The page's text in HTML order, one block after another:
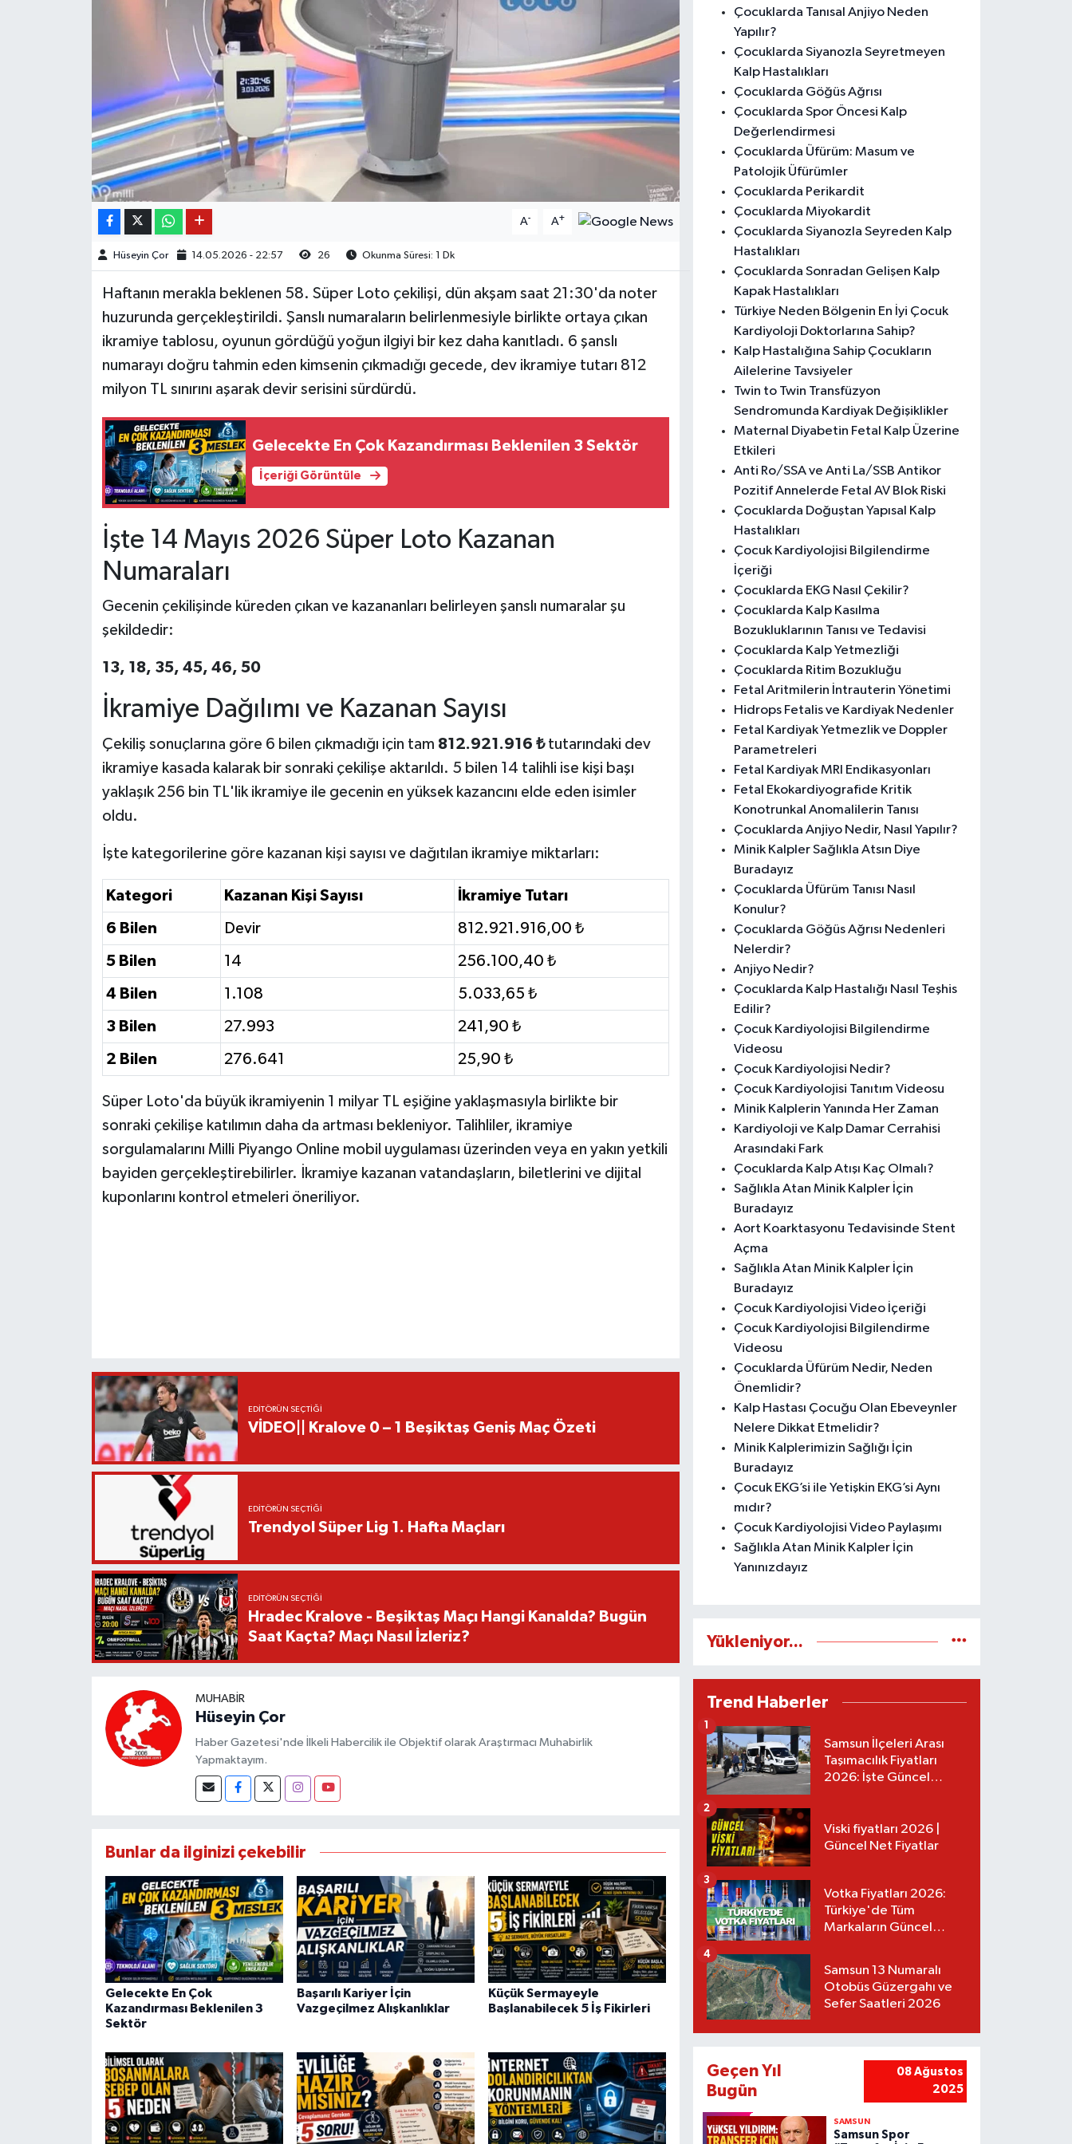
A- A+
Hüseyin Çor 14.05.2026 - 22:57 26 Okunma Süresi: 1 Dk
Haftanın merakla beklenen 58. Süper Loto çekilişi, dün akşam saat 21:30'da noter
huzurunda gerçekleştirildi. Şanslı numaraların belirlenmesiyle birlikte ortaya çıkan
ikramiye tablosu, oyunun gördüğü yoğun ilgiyi bir kez daha kanıtladı. 6 şanslı
numarayı doğru tahmin eden kimsenin çıkmadığı gecede, dev ikramiye tutarı 812
milyon TL sınırını aşarak devir serisini sürdürdü.
Gelecekte En Çok Kazandırması Beklenilen 3 Sektör
İçeriği Görüntüle
İşte 14 Mayıs 2026 Süper Loto Kazanan
Numaraları
Gecenin çekilişinde küreden çıkan ve kazananları belirleyen şanslı numaralar şu
şekildedir:
13, 18, 35, 45, 46, 50
İkramiye Dağılımı ve Kazanan Sayısı
Çekiliş sonuçlarına göre 6 bilen çıkmadığı için tam 812.921.916 ₺tutarındaki dev
ikramiye kasada kalarak bir sonraki çekilişe aktarıldı. 5 bilen 14 talihli ise kişi başı
yaklaşık 256 bin TL'lik ikramiye ile gecenin en yüksek kazancını elde eden isimler
oldu.
İşte kategorilerine göre kazanan kişi sayısı ve dağıtılan ikramiye miktarları:
Kategori Kazanan Kişi Sayısı İkramiye Tutarı
6 Bilen Devir 812.921.916,00 ₺
5 Bilen 14 256.100,40 ₺
4 Bilen 1.108 5.033,65 ₺
3 Bilen 27.993 241,90 ₺
2 Bilen 276.641 25,90 ₺
Süper Loto'da büyük ikramiyenin 1 milyar TL eşiğine yaklaşmasıyla birlikte bir
sonraki çekilişe katılımın daha da artması bekleniyor. Talihliler, ikramiye
sorgulamalarını Milli Piyango Online mobil uygulaması üzerinden veya en yakın yetkili
bayiden gerçekleştirebilirler. İkramiye kazanan vatandaşların, biletlerini ve dijital
kuponlarını kontrol etmeleri öneriliyor.
EDITÖRÜN SEÇTIĞI
VİDEO|| Kralove 0 – 1 Beşiktaş Geniş Maç Özeti
EDITÖRÜN SEÇTIĞI
Trendyol Süper Lig 1. Hafta Maçları
EDITÖRÜN SEÇTIĞI
Hradec Kralove - Beşiktaş Maçı Hangi Kanalda? Bugün
Saat Kaçta? Maçı Nasıl İzleriz?
MUHABIR
Hüseyin Çor
Haber Gazetesi'nde İlkeli Habercilik ile Objektif olarak Araştırmacı Muhabirlik
Yapmaktayım.
Bunlar da ilginizi çekebilir
Gelecekte En Çok
Kazandırması Beklenilen 3
Sektör
Başarılı Kariyer İçin
Vazgeçilmez Alışkanlıklar
Küçük Sermayeyle
Başlanabilecek 5 İş Fikirleri
Çocuklarda Tanısal Anjiyo Neden
Yapılır?
Çocuklarda Siyanozla Seyretmeyen
Kalp Hastalıkları
Çocuklarda Göğüs Ağrısı
Çocuklarda Spor Öncesi Kalp
Değerlendirmesi
Çocuklarda Üfürüm: Masum ve
Patolojik Üfürümler
Çocuklarda Perikardit
Çocuklarda Miyokardit
Çocuklarda Siyanozla Seyreden Kalp
Hastalıkları
Çocuklarda Sonradan Gelişen Kalp
Kapak Hastalıkları
Türkiye Neden Bölgenin En İyi Çocuk
Kardiyoloji Doktorlarına Sahip?
Kalp Hastalığına Sahip Çocukların
Ailelerine Tavsiyeler
Twin to Twin Transfüzyon
Sendromunda Kardiyak Değişiklikler
Maternal Diyabetin Fetal Kalp Üzerine
Etkileri
Anti Ro/SSA ve Anti La/SSB Antikor
Pozitif Annelerde Fetal AV Blok Riski
Çocuklarda Doğuştan Yapısal Kalp
Hastalıkları
Çocuk Kardiyolojisi Bilgilendirme
İçeriği
Çocuklarda EKG Nasıl Çekilir?
Çocuklarda Kalp Kasılma
Bozukluklarının Tanısı ve Tedavisi
Çocuklarda Kalp Yetmezliği
Çocuklarda Ritim Bozukluğu
Fetal Aritmilerin İntrauterin Yönetimi
Hidrops Fetalis ve Kardiyak Nedenler
Fetal Kardiyak Yetmezlik ve Doppler
Parametreleri
Fetal Kardiyak MRI Endikasyonları
Fetal Ekokardiyografide Kritik
Konotrunkal Anomalilerin Tanısı
Çocuklarda Anjiyo Nedir, Nasıl Yapılır?
Minik Kalpler Sağlıkla Atsın Diye
Buradayız
Çocuklarda Üfürüm Tanısı Nasıl
Konulur?
Çocuklarda Göğüs Ağrısı Nedenleri
Nelerdir?
Anjiyo Nedir?
Çocuklarda Kalp Hastalığı Nasıl Teşhis
Edilir?
Çocuk Kardiyolojisi Bilgilendirme
Videosu
Çocuk Kardiyolojisi Nedir?
Çocuk Kardiyolojisi Tanıtım Videosu
Minik Kalplerin Yanında Her Zaman
Kardiyoloji ve Kalp Damar Cerrahisi
Arasındaki Fark
Çocuklarda Kalp Atışı Kaç Olmalı?
Sağlıkla Atan Minik Kalpler İçin
Buradayız
Aort Koarktasyonu Tedavisinde Stent
Açma
Sağlıkla Atan Minik Kalpler İçin
Buradayız
Çocuk Kardiyolojisi Video İçeriği
Çocuk Kardiyolojisi Bilgilendirme
Videosu
Çocuklarda Üfürüm Nedir, Neden
Önemlidir?
Kalp Hastası Çocuğu Olan Ebeveynler
Nelere Dikkat Etmelidir?
Minik Kalplerimizin Sağlığı İçin
Buradayız
Çocuk EKG’si ile Yetişkin EKG’si Aynı
mıdır?
Çocuk Kardiyolojisi Video Paylaşımı
Sağlıkla Atan Minik Kalpler İçin
Yanınızdayız
Yükleniyor...
Trend Haberler
Samsun İlçeleri Arası
Taşımacılık Fiyatları
2026: İşte Güncel
1
Viski fiyatları 2026 |
Güncel Net Fiyatlar
2
Votka Fiyatları 2026:
Türkiye'de Tüm
Markaların Güncel
3
Samsun 13 Numaralı
Otobüs Güzergahı ve
Sefer Saatleri 2026
4
Geçen Yıl
Bugün
08 Ağustos
2025
SAMSUN
Samsun Spor